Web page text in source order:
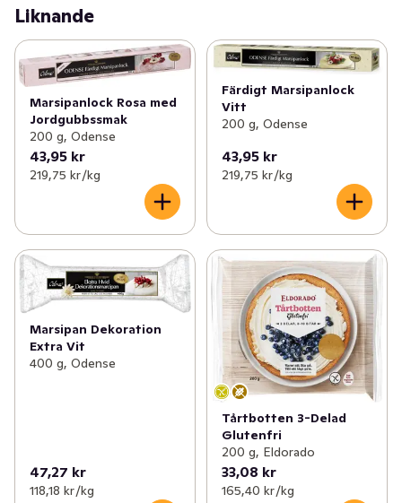
Liknande
Marsipanlock Rosa med
Jordgubbssmak
200 g, Odense
43,95 kr
219,75 kr /kg
Färdigt Marsipanlock
Vitt
200 g, Odense
43,95 kr
219,75 kr /kg
Marsipan Dekoration
Extra Vit
400 g, Odense
47,27 kr
118,18 kr /kg
Tårtbotten 3-Delad
Glutenfri
200 g, Eldorado
33,08 kr
165,40 kr /kg